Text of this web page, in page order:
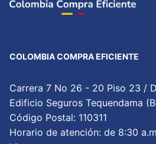
COLOMBIA COMPRA EFICIENTE
Carrera 7 No 26 - 20 Piso 23 /
Edificio Seguros Tequendama
Código Postal: 110311
Horario de atención: de 8:30